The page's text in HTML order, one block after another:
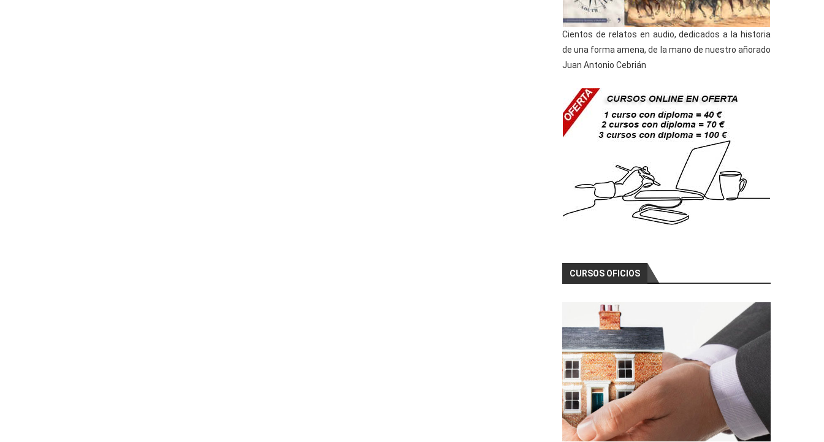
Cientos de relatos en audio, dedicados a la historia
de una forma amena, de la mano de nuestro añorado
Juan Antonio Cebrián
CURSOS OFICIOS